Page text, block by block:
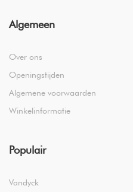
Algemeen
Over ons
Openingstijden
Algemene voorwaarden
Winkelinformatie
Populair
Vandyck